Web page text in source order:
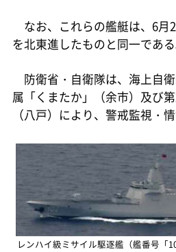
なお、これらの艦艇は、6月
を北東進したものと同一である
防衛省・自衛隊は、海上自
属「くまたか」（余市）及び第
（八戸）により、警戒監視・
レンハイ級ミサイル駆逐艦（艦番号